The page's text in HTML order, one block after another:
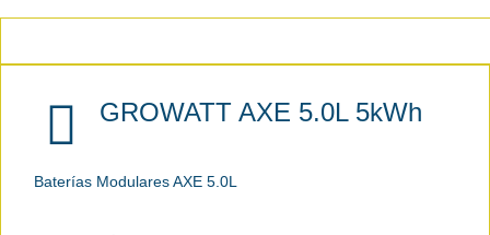
GROWATT AXE 5.0L 5kWh
Baterías Modulares AXE 5.0L